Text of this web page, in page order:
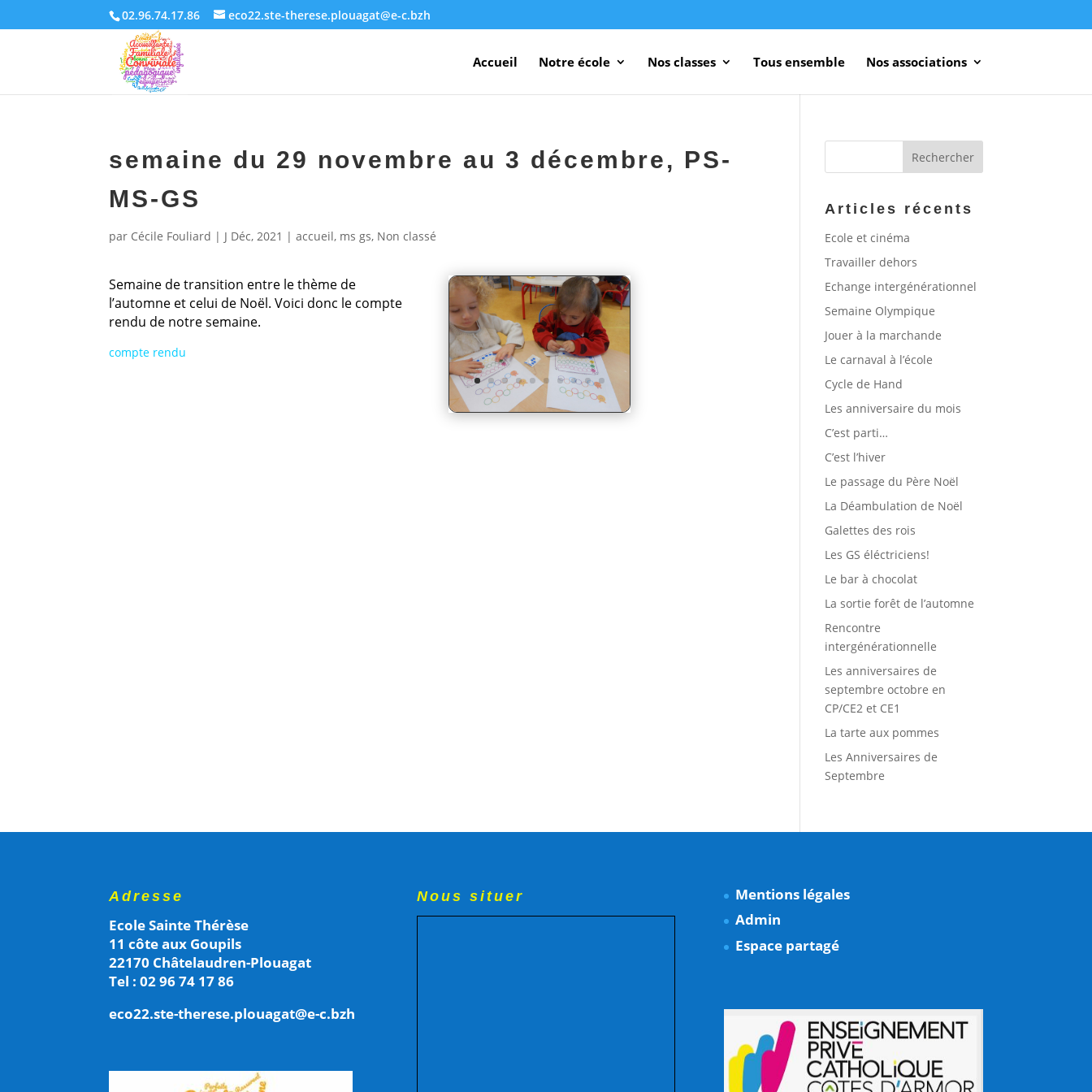
02.96.74.17.86 eco22.ste-therese.plouagat@e-c.bzh
Accueil Notre école Nos classes Tous ensemble Nos associations
semaine du 29 novembre au 3 décembre, PS-
MS-GS
par Cécile Fouliard | J Déc, 2021 |accueil, ms gs, Non classé
Semaine de transition entre le thème de
l’automne et celui de Noël. Voici donc le compte
rendu de notre semaine.
compte rendu
Articles récents
Ecole et cinéma
Travailler dehors
Echange intergénérationnel
Semaine Olympique
Jouer à la marchande
Le carnaval à l’école
Cycle de Hand
Les anniversaire du mois
C’est parti…
C’est l’hiver
Le passage du Père Noël
La Déambulation de Noël
Galettes des rois
Les GS éléctriciens!
Le bar à chocolat
La sortie forêt de l’automne
Rencontre
intergénérationnelle
Les anniversaires de
septembre octobre en
CP/CE2 et CE1
La tarte aux pommes
Les Anniversaires de
Septembre
Adresse
Ecole Sainte Thérèse
11 côte aux Goupils
22170 Châtelaudren-Plouagat
Tel : 02 96 74 17 86
eco22.ste-therese.plouagat@e-c.bzh
Nous situer
Mentions légales
Admin
Espace partagé